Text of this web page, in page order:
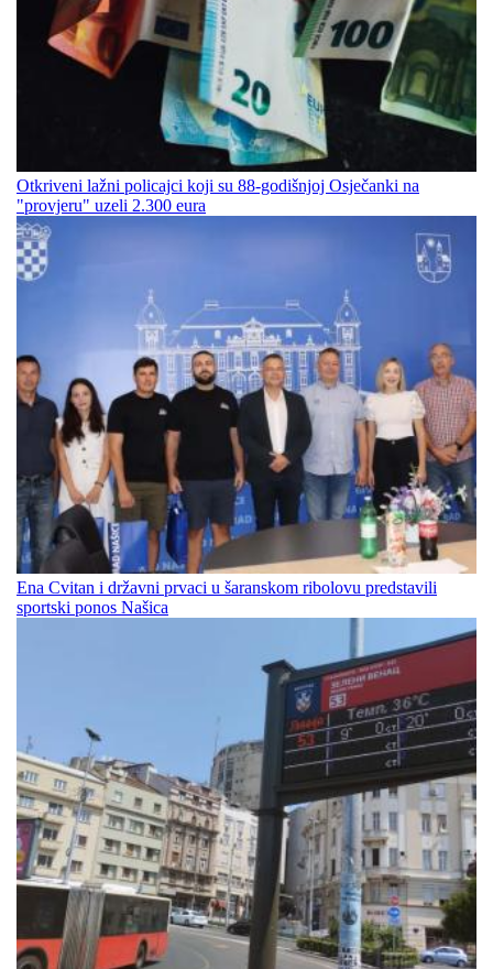
Otkriveni lažni policajci koji su 88-godišnjoj Osječanki na
"provjeru" uzeli 2.300 eura
Ena Cvitan i državni prvaci u šaranskom ribolovu predstavili
sportski ponos Našica